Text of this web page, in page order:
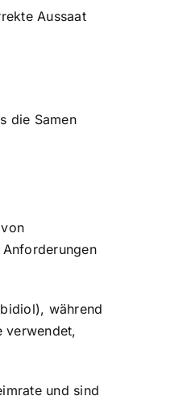
Aussaat
die Samen
während
verwendet,
und sind